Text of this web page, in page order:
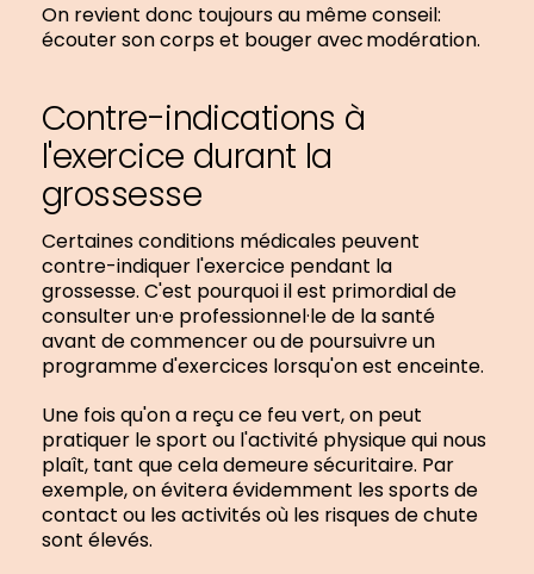
On revient donc toujours au même conseil:
écouter son corps et bouger avec modération.
Contre-indications à
l'exercice durant la
grossesse
Certaines conditions médicales peuvent
contre-indiquer l'exercice pendant la
grossesse. C'est pourquoi il est primordial de
consulter un·e professionnel·le de la santé
avant de commencer ou de poursuivre un
programme d'exercices lorsqu'on est enceinte.
Une fois qu'on a reçu ce feu vert, on peut
pratiquer le sport ou l'activité physique qui nous
plaît, tant que cela demeure sécuritaire. Par
exemple, on évitera évidemment les sports de
contact ou les activités où les risques de chute
sont élevés.